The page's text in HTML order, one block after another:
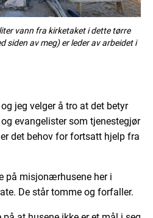
vann fra kirketaket i dette tørre
siden av meg) er leder av arbeidet i
jeg velger å tro at det betyr
evangelister som tjenestegjør
det behov for fortsatt hjelp fra
på misjonærhusene her i
De står tomme og forfaller.